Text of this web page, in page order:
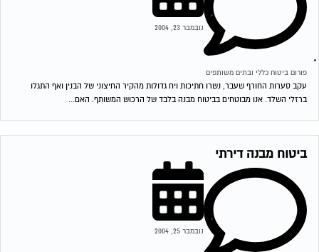
פורום ביטוח כללי ובתים משותפים
נובמבר 23, 2004
עקב סערות החורף שעבר, נשרו חתיכות ויח גדולות מהקיר החיצוני של הבנין ואף התגלו
ברזלי השלד. אנו מבוטחים בביטוח מבנה בלבד של הרכוש המשותף. האם...
ביטוח מבנה דירתי
נובמבר 25, 2004